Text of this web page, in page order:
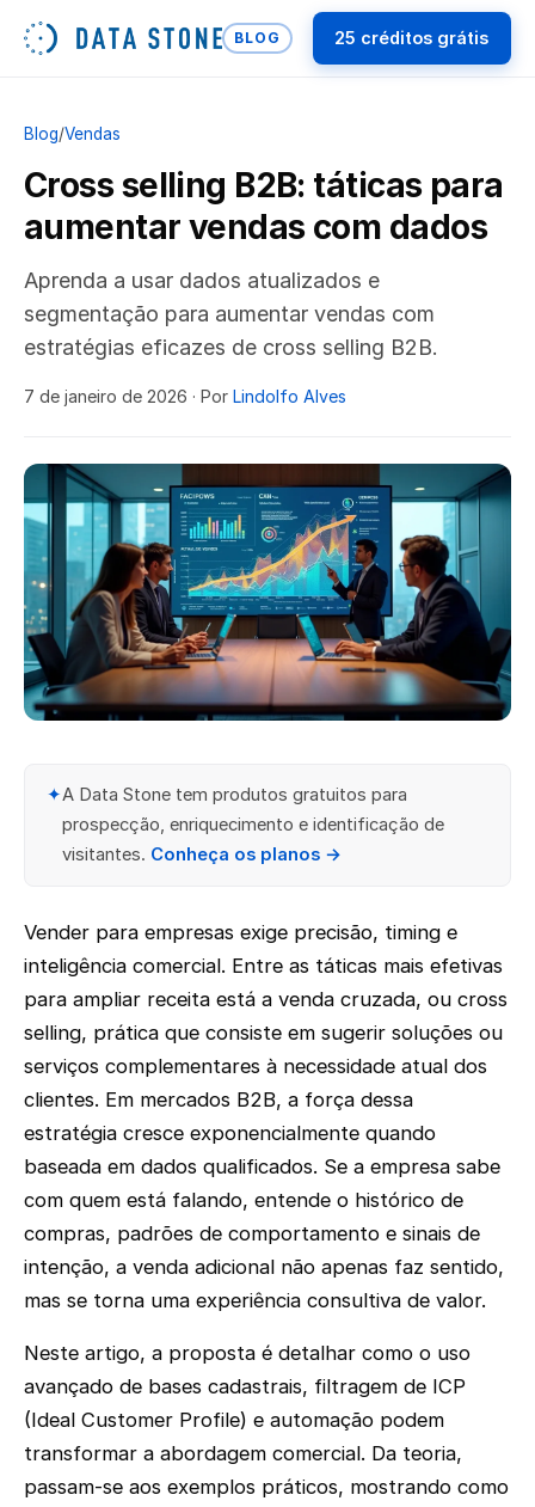
BLOG 25 créditos grátis
Blog/Vendas
Cross selling B2B: táticas para
aumentar vendas com dados
Aprenda a usar dados atualizados e
segmentação para aumentar vendas com
estratégias eficazes de cross selling B2B.
7 de janeiro de 2026 · Por Lindolfo Alves
✦A Data Stone tem produtos gratuitos para
prospecção, enriquecimento e identificação de
visitantes. Conheça os planos →
Vender para empresas exige precisão, timing e
inteligência comercial. Entre as táticas mais efetivas
para ampliar receita está a venda cruzada, ou cross
selling, prática que consiste em sugerir soluções ou
serviços complementares à necessidade atual dos
clientes. Em mercados B2B, a força dessa
estratégia cresce exponencialmente quando
baseada em dados qualificados. Se a empresa sabe
com quem está falando, entende o histórico de
compras, padrões de comportamento e sinais de
intenção, a venda adicional não apenas faz sentido,
mas se torna uma experiência consultiva de valor.
Neste artigo, a proposta é detalhar como o uso
avançado de bases cadastrais, filtragem de ICP
(Ideal Customer Profile) e automação podem
transformar a abordagem comercial. Da teoria,
passam-se aos exemplos práticos, mostrando como